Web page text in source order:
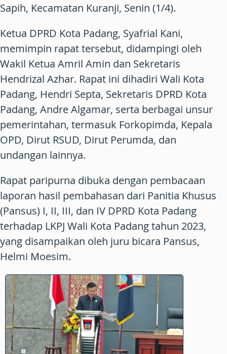
Sapih, Kecamatan Kuranji, Senin (1/4).
Ketua DPRD Kota Padang, Syafrial Kani,
memimpin rapat tersebut, didampingi oleh
Wakil Ketua Amril Amin dan Sekretaris
Hendrizal Azhar. Rapat ini dihadiri Wali Kota
Padang, Hendri Septa, Sekretaris DPRD Kota
Padang, Andre Algamar, serta berbagai unsur
pemerintahan, termasuk Forkopimda, Kepala
OPD, Dirut RSUD, Dirut Perumda, dan
undangan lainnya.
Rapat paripurna dibuka dengan pembacaan
laporan hasil pembahasan dari Panitia Khusus
(Pansus) I, II, III, dan IV DPRD Kota Padang
terhadap LKPJ Wali Kota Padang tahun 2023,
yang disampaikan oleh juru bicara Pansus,
Helmi Moesim.